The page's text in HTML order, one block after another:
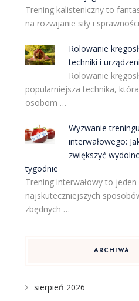
Trening kalisteniczny to
na rozwijanie siły i
Rolowanie
techniki i
Rolowanie
popularniejsza technika,
osobom …
Wyzwanie treningu
interwałowego:
zwiększyć
tygodnie
Trening interwałowy to jeden
najskuteczniejszych
zbędnych …
ARCHIWA
sierpień 2026